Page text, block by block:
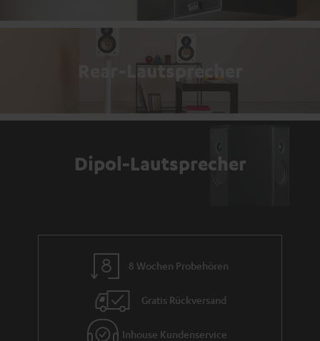
Rear-Lautsprecher
Dipol-Lautsprecher
8 Wochen Probehören
Gratis Rückversand
Inhouse Kundenservice